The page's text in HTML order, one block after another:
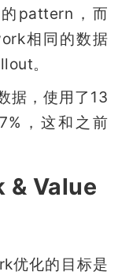
pattern，而
相同的数据
。
据，使用了13
，这和之前
& Value
优化的目标是